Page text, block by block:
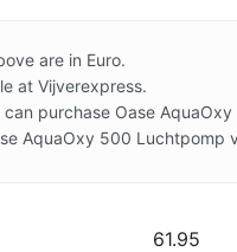
are in Euro.
at Vijverexpress.
purchase Oase
AquaOxy 500 Luchtpomp
61.95